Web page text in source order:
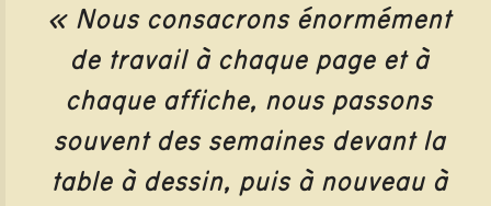
« Nous consacrons énormément
de travail à chaque page et à
chaque affiche, nous passons
souvent des semaines devant la
table à dessin, puis à nouveau à